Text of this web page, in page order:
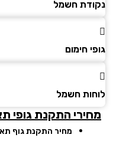
חשמל
חימום
חשמל
התקנת גופי
מחיר התקנת גוף תאורה